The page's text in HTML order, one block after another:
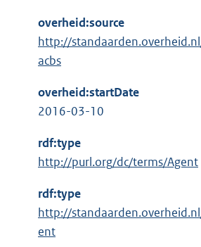
overheid:source
http://
acbs
overheid:startDate
2016-03-10
rdf:type
E
t
e
r
http://purl.org/dc/terms/Agent
rdf:type
http://
ent